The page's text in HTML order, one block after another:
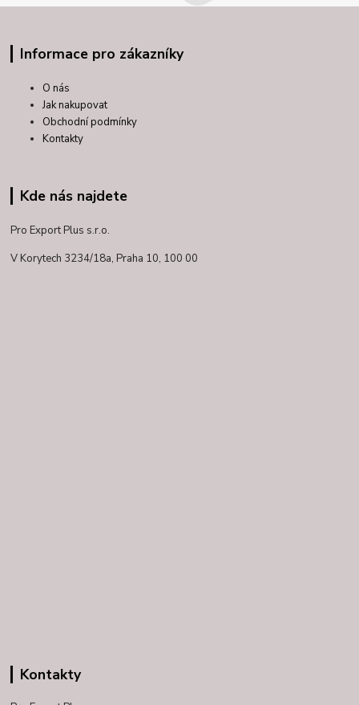
Informace pro zákazníky
O nás
Jak nakupovat
Obchodní podmínky
Kontakty
Kde nás najdete
Pro Export Plus s.r.o.
V Korytech 3234/18a, Praha 10, 100 00
Kontakty